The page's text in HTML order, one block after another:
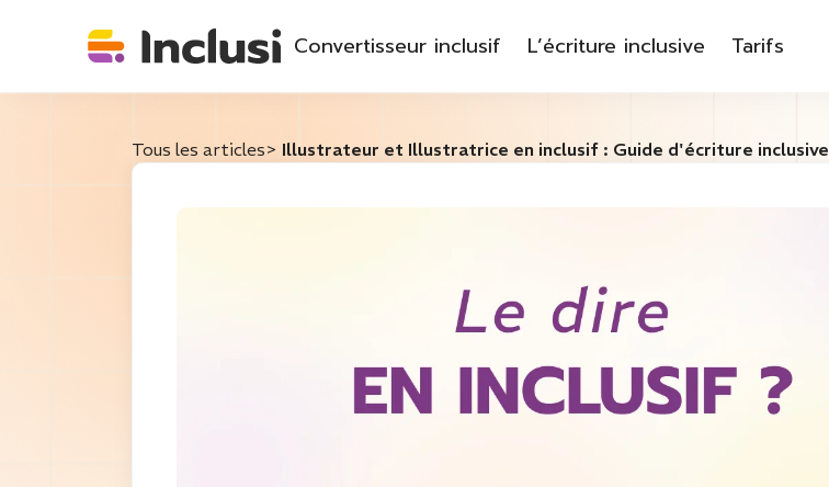
Convertisseur inclusif L’écriture inclusive Tarifs
Tous les articles> Illustrateur et Illustratrice en inclusif : Guide d'écriture inclusive